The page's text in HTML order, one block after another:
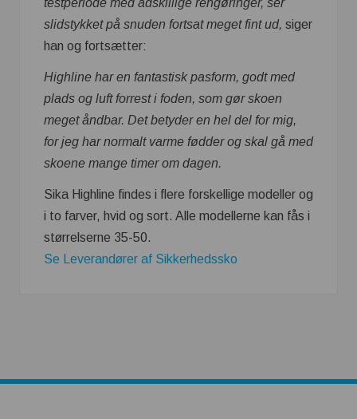
slidstykket på snuden fortsat meget fint ud, siger
han og fortsætter:
Highline har en fantastisk pasform, godt med
plads og luft forrest i foden, som gør skoen
meget åndbar. Det betyder en hel del for mig,
for jeg har normalt varme fødder og skal gå med
skoene mange timer om dagen.
Sika Highline findes i flere forskellige modeller og
i to farver, hvid og sort. Alle modellerne kan fås i
størrelserne 35-50.
Se Leverandører af Sikkerhedssko